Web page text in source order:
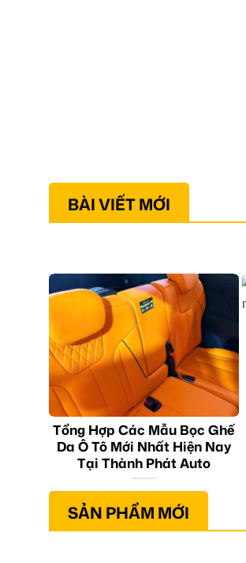
BÀI VIẾT MỚI
Tổng Hợp Các Mẫu Bọc Ghế
Da Ô Tô Mới Nhất Hiện Nay
Tại Thành Phát Auto
SẢN PHẨM MỚI